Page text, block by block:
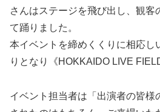
さんはステージを飛び出し、観客
て踊りました。
本イベントを締めくくりに相応し
りとなり《HOKKAIDO LIVE
イベント担当者は「出演者の皆様